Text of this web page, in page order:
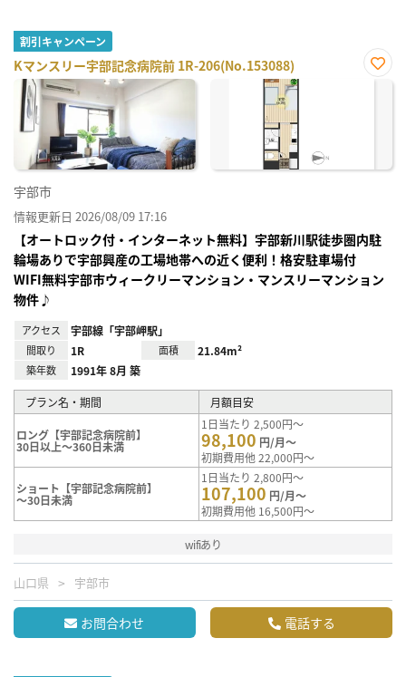
割引キャンペーン
Kマンスリー宇部記念病院前 1R-206(No.153088)
お気
宇部市
情報更新日 2026/08/09 17:16
【オートロック付・インターネット無料】宇部新川駅徒歩圏内駐
輪場ありで宇部興産の工場地帯への近く便利！格安駐車場付
WIFI無料宇部市ウィークリーマンション・マンスリーマンション
物件♪
アクセス 宇部線「宇部岬駅」
間取り 1R 面積 21.84m²
築年数 1991年 8月 築
プラン名・期間 月額目安
ロング【宇部記念病院前】
30日以上～360日未満
1日当たり 2,500円～
98,100 円/月～
初期費用他 22,000円～
ショート【宇部記念病院前】
～30日未満
1日当たり 2,800円～
107,100 円/月～
初期費用他 16,500円～
wifiあり
山口県 宇部市
お問合わせ 電話する